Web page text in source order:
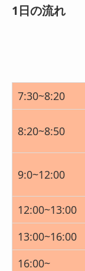
1日の流れ
7:30~8:20
8:20~8:50
9:0~12:00
12:00~13:00
13:00~16:00
16:00~